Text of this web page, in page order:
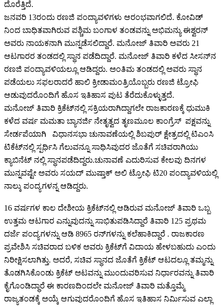
ದೊರೆತ್ತಿದೆ.
ಜನವರಿ 13ರಂದು ರಣಜಿ ಪಂದ್ಯಾವಳಿಗಳು ಆರಂಭವಾಗಲಿದೆ. ಕೋವಿಡ್​
ನಿಂದ ಬಾಧಿತವಾಗಿರುವ ಪಶ್ಚಿಮ ಬಂಗಾಳ ತಂಡವನ್ನು ಅಭಿಮನ್ಯು ಈಶ್ವರನ್
ಅವರು ನಾಯಕನಾಗಿ ಮುನ್ನಡೆಸಲಿದ್ದಾರೆ. ಮನೋಜ್ ತಿವಾರಿ ಅವರು 21
ಆಟಗಾರರ ತಂಡದಲ್ಲಿ ಸ್ಥಾನ ಪಡೆದಿದ್ದಾರೆ. ಮನೋಜ್ ತಿವಾರಿ ಕಳೆದ ಸೀಸನ್​ನ
ರಣಜಿ ಪಂದ್ಯಾವಳಿಯಲ್ಲೂ ಆಡಿದ್ದರು. ಅಂತಿಮ ತಂಡದಲ್ಲಿ ಅವರು ಸ್ಥಾನ
ಪಡೆಯಲು ಸಫಲರಾದರೆ ಹಾಲಿ ಕ್ರೀಡಾಮಂತ್ರಿಯೊಬ್ಬರು ರಣಜಿ ಟ್ರೋಫಿ
ಆಡುವುದರೊಂದಿಗೆ ಹೊಸ ಇತಿಹಾಸ ಪುಟ ತೆರೆದುಕೊಳ್ಳುತ್ತದೆ.
ಮನೋಜ್ ತಿವಾರಿ ಕ್ರಿಕೆಟ್​ನಲ್ಲಿ ಸಕ್ರಿಯರಾಗಿದ್ದಾಗಲೇ ರಾಜಕಾರಣಕ್ಕೆ ಧುಮುಕಿ
ಕಳೆದ ವರ್ಷ ಮಮತಾ ಬ್ಯಾನರ್ಜಿ ನೇತೃತ್ವದ ತೃಣಮೂಲ ಕಾಂಗ್ರೆಸ್ ಪಕ್ಷವನ್ನು
ಸೇರ್ಡಪೆಯಾಗಿ ವಿಧಾನಸಭಾ ಚುನಾವಣೆಯಲ್ಲಿ ಶಿಬಪುರ್ ಕ್ಷೇತ್ರದಲ್ಲಿ ಟಿಎಂಸಿ
ಟಿಕೆಟ್​ನಲ್ಲಿ ಸ್ಪರ್ಧಿಸಿ ಗೆಲುವನ್ನೂ ಸಾಧಿಸಿವುದರ ಜೊತೆಗೆ ಸಚಿವರಾಗಿಯು
ಕ್ಯಾಬಿನೆಟ್ ನಲ್ಲಿ ಸ್ಥಾನಪಡೆದಿದ್ದರು.ಚುನಾವಣೆ ಎದುರಿಸುವ ಕೇಲವು ದಿನಗಳ
ಮುನ್ನವಷ್ಟೇ ಅವರು ಸಯದ್ ಮುಷ್ತಾಕ್ ಅಲಿ ಟ್ರೋಫಿ ಟಿ20 ಪಂದ್ಯಾವಳಿಯಲ್ಲಿ
ನಾಲ್ಕು ಪಂದ್ಯಗಳನ್ನ ಆಡಿದ್ದರು.
16 ವರ್ಷಗಳ ಕಾಲ ದೇಶೀಯ ಕ್ರಿಕೆಟ್​ನಲ್ಲಿ ಆಡಿರುವ ಮನೋಜ್ ತಿವಾರಿ ಒಬ್ಬ
ಉತ್ತಮ ಆಟಗಾರ ಎನ್ನುವುದನ್ನು ಸಾಭಿತುಪಡಿಸಿದ್ದಾರೆ ತಿವಾರಿ 125 ಪ್ರಥಮ
ದರ್ಜೆ ಪಂದ್ಯಗಳನ್ನು ಆಡಿ 8965 ರನ್​ಗಳನ್ನು ಕಲೆಹಾಕಿದ್ದಾರೆ . ರಾಜಕಾರಣ
ಪ್ರವೇಶಿಸಿ ಸಚಿವರಾದ ಬಳಿಕ ಅವರು ಕ್ರಿಕೆಟ್​ಗೆ ವಿದಾಯ ಹೇಳಬಹುದು ಎಂದು
ನಿರೀಕ್ಷಿಸಲಾಗಿತ್ತು. ಅದರೆ, ಸಚಿವ ಸ್ಥಾನದ ಜೊತೆಗೆ ಕ್ರಿಕೆಟ್ ಆಟದಲ್ಲೂ ತಮ್ಮನ್ನು
ತೊಡಗಿಸಿಕೊಂಡು ಕ್ರಿಕೆಟ್ ಅಟವನ್ನು ಮುಂದುವರಿಸುವ ನಿರ್ಧಾರವನ್ನು ತಿವಾರಿ
ಕೈಗೊಂಡಿದ್ಧಾರೆ ಈ ಕಾರಣದಿಂದಲೇ ಮನೋಜ್ ತಿವಾರಿ ಮತ್ತೊಮ್ಮೆ
ರಾಜ್ಯತಂಡಕ್ಕೆ ಅಯ್ಕೆ ಆಗುವುದರೊಂದಿಗೆ ಹೊಸ ಇತಿಹಾಸ ನಿರ್ಮಿಸುವ ಎಲ್ಲಾ